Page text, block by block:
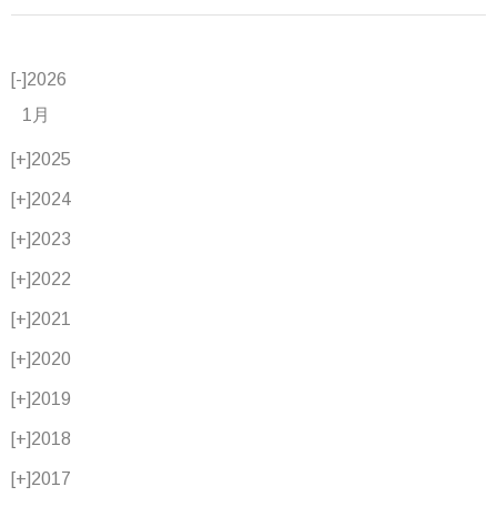
[-]2026
1月
[+]2025
[+]2024
[+]2023
[+]2022
[+]2021
[+]2020
[+]2019
[+]2018
[+]2017